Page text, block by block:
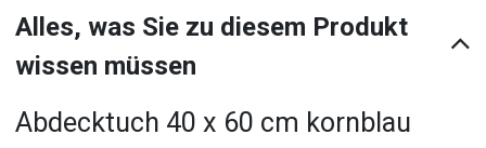
Alles, was Sie zu diesem Produkt
wissen müssen
Abdecktuch 40 x 60 cm kornblau